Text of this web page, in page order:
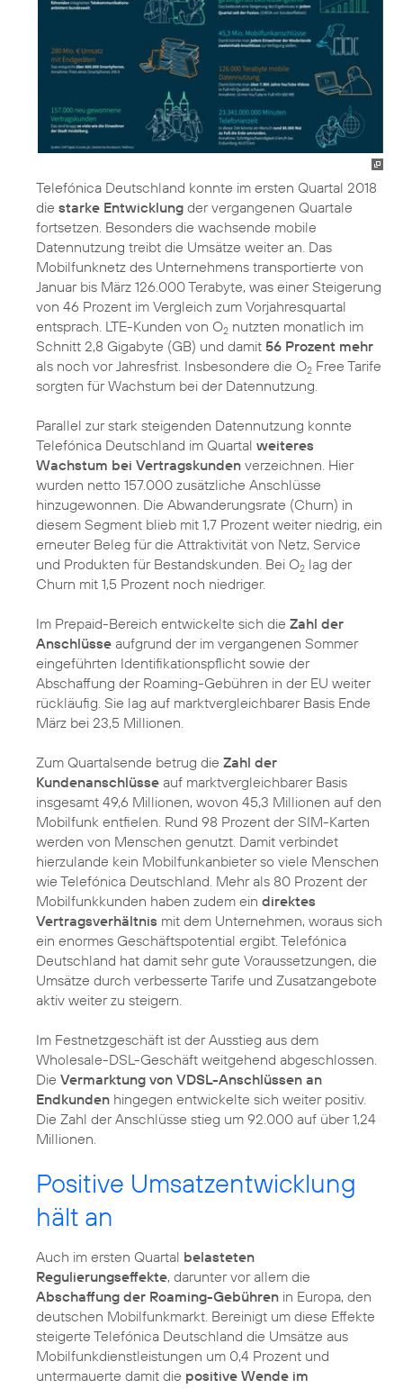
Telefónica Deutschland konnte im ersten Quartal 2018
die starke Entwicklung der vergangenen Quartale
fortsetzen. Besonders die wachsende mobile
Datennutzung treibt die Umsätze weiter an. Das
Mobilfunknetz des Unternehmens transportierte von
Januar bis März 126.000 Terabyte, was einer Steigerung
von 46 Prozent im Vergleich zum Vorjahresquartal
entsprach. LTE-Kunden von O2 nutzten monatlich im
Schnitt 2,8 Gigabyte (GB) und damit 56 Prozent mehr
als noch vor Jahresfrist. Insbesondere die O2 Free Tarife
sorgten für Wachstum bei der Datennutzung.
Parallel zur stark steigenden Datennutzung konnte
Telefónica Deutschland im Quartal weiteres
Wachstum bei Vertragskunden verzeichnen. Hier
wurden netto 157.000 zusätzliche Anschlüsse
hinzugewonnen. Die Abwanderungsrate (Churn) in
diesem Segment blieb mit 1,7 Prozent weiter niedrig, ein
erneuter Beleg für die Attraktivität von Netz, Service
und Produkten für Bestandskunden. Bei O2 lag der
Churn mit 1,5 Prozent noch niedriger.
Im Prepaid-Bereich entwickelte sich die Zahl der
Anschlüsse aufgrund der im vergangenen Sommer
eingeführten Identifikationspflicht sowie der
Abschaffung der Roaming-Gebühren in der EU weiter
rückläufig. Sie lag auf marktvergleichbarer Basis Ende
März bei 23,5 Millionen.
Zum Quartalsende betrug die Zahl der
Kundenanschlüsse auf marktvergleichbarer Basis
insgesamt 49,6 Millionen, wovon 45,3 Millionen auf den
Mobilfunk entfielen. Rund 98 Prozent der SIM-Karten
werden von Menschen genutzt. Damit verbindet
hierzulande kein Mobilfunkanbieter so viele Menschen
wie Telefónica Deutschland. Mehr als 80 Prozent der
Mobilfunkkunden haben zudem ein direktes
Vertragsverhältnis mit dem Unternehmen, woraus sich
ein enormes Geschäftspotential ergibt. Telefónica
Deutschland hat damit sehr gute Voraussetzungen, die
Umsätze durch verbesserte Tarife und Zusatzangebote
aktiv weiter zu steigern.
Im Festnetzgeschäft ist der Ausstieg aus dem
Wholesale-DSL-Geschäft weitgehend abgeschlossen.
Die Vermarktung von VDSL-Anschlüssen an
Endkunden hingegen entwickelte sich weiter positiv.
Die Zahl der Anschlüsse stieg um 92.000 auf über 1,24
Millionen.
Positive Umsatzentwicklung
hält an
Auch im ersten Quartal belasteten
Regulierungseffekte, darunter vor allem die
Abschaffung der Roaming-Gebühren in Europa, den
deutschen Mobilfunkmarkt. Bereinigt um diese Effekte
steigerte Telefónica Deutschland die Umsätze aus
Mobilfunkdienstleistungen um 0,4 Prozent und
untermauerte damit die positive Wende im